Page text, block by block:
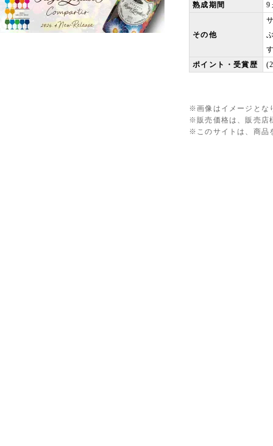
熟成期間
9
その他
ポイント・受賞歴
※画像はイメージとな
※販売価格は、販売店
※このサイトは、商品